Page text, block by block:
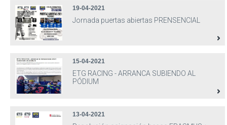
19-04-2021
Jornada puertas abiertas PRENSENCIAL
15-04-2021
ETG RACING - ARRANCA SUBIENDO AL
PÓDIUM
13-04-2021